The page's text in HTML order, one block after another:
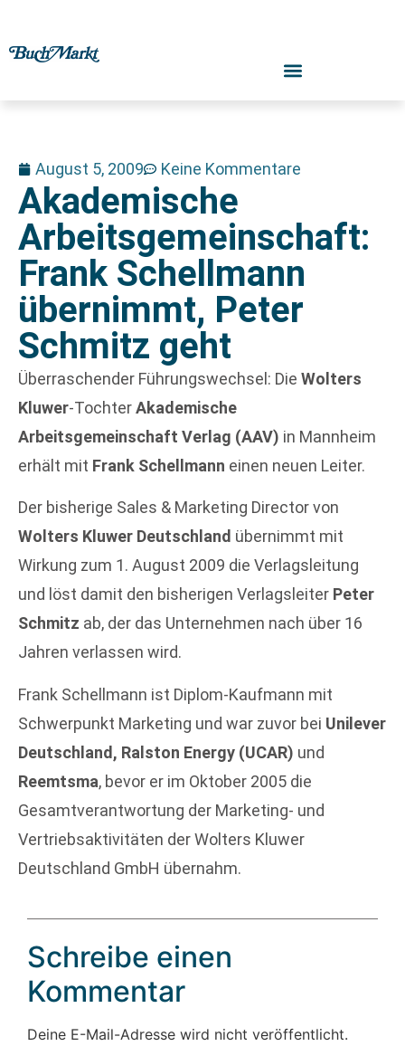
August 5, 2009 Keine Kommentare
Akademische
Arbeitsgemeinschaft:
Frank Schellmann
übernimmt, Peter
Schmitz geht
Überraschender Führungswechsel: Die Wolters
Kluwer-TochterAkademische
Arbeitsgemeinschaft Verlag (AAV) in Mannheim
erhält mit Frank Schellmann einen neuen Leiter.
Der bisherige Sales & Marketing Director von
Wolters Kluwer Deutschland übernimmt mit
Wirkung zum 1. August 2009 die Verlagsleitung
und löst damit den bisherigen Verlagsleiter Peter
Schmitz ab, der das Unternehmen nach über 16
Jahren verlassen wird.
Frank Schellmann ist Diplom-Kaufmann mit
Schwerpunkt Marketing und war zuvor bei Unilever
Deutschland, Ralston Energy (UCAR) und
Reemtsma, bevor er im Oktober 2005 die
Gesamtverantwortung der Marketing- und
Vertriebsaktivitäten der Wolters Kluwer
Deutschland GmbH übernahm.
Schreibe einen
Kommentar
Deine E-Mail-Adresse wird nicht veröffentlicht.